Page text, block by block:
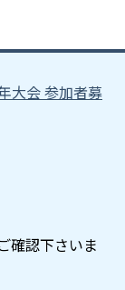
大会 参加者募
確認下さいま